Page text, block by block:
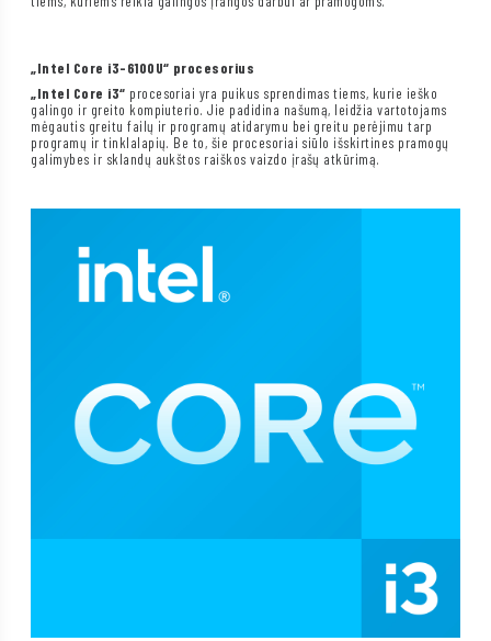
„Intel Core i3-6100U“ procesorius
„Intel Core i3“ procesoriai yra puikus sprendimas tiems, kurie ieško
galingo ir greito kompiuterio. Jie padidina našumą, leidžia vartotojams
mėgautis greitu failų ir programų atidarymu bei greitu perėjimu tarp
programų ir tinklalapių. Be to, šie procesoriai siūlo išskirtines pramogų
galimybes ir sklandų aukštos raiškos vaizdo įrašų atkūrimą.